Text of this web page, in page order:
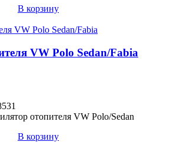
В корзину
VW Polo Sedan/Fabia
отопителя VW Polo/Sedan
В корзину